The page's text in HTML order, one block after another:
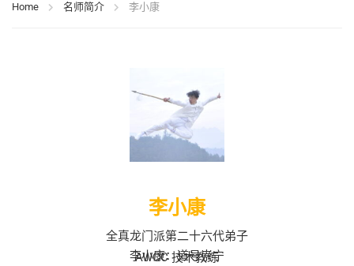
Home 名师简介 李小康
李小康
全真龙门派第二十六代弟子
AWCC 技术教练
李小康：道号崇宁